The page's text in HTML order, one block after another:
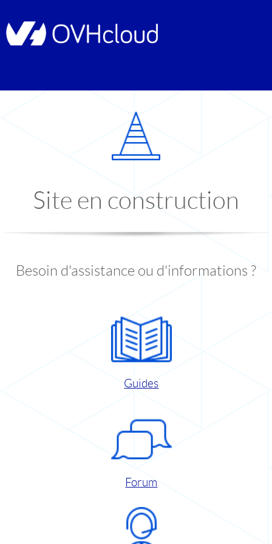
Site en construction
Besoin d'assistance ou d'informations ?
Guides
Forum